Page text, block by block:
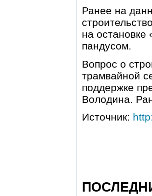
Ранее на
на остановке
пандусом.
Вопрос о
трамвайной
поддержке
Володина.
Источник: